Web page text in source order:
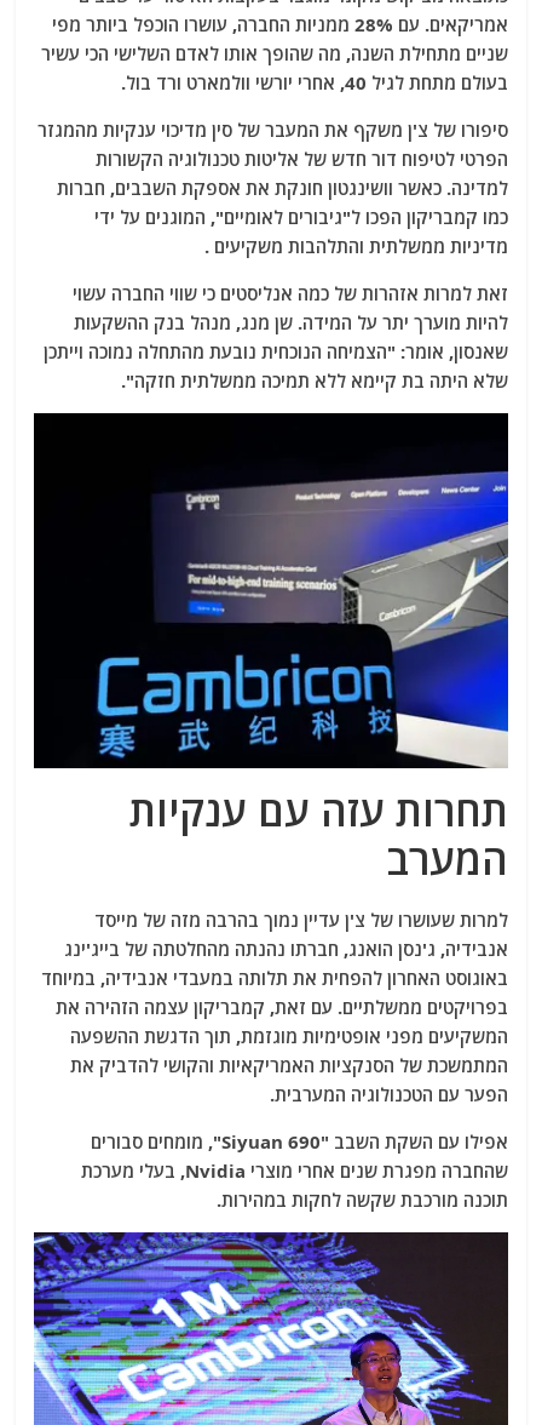
אמריקאים. עם 28% ממניות החברה, עושרו הוכפל ביותר מפי
שניים מתחילת השנה, מה שהופך אותו לאדם השלישי הכי עשיר
בעולם מתחת לגיל 40, אחרי יורשי וולמארט ורד בול.
סיפורו של צ'ן משקף את המעבר של סין מדיכוי ענקיות מהמגזר
הפרטי לטיפוח דור חדש של אליטות טכנולוגיה הקשורות
למדינה. כאשר וושינגטון חונקת את אספקת השבבים, חברות
כמו קמבריקון הפכו ל"גיבורים לאומיים", המוגנים על ידי
מדיניות ממשלתית והתלהבות משקיעים .
זאת למרות אזהרות של כמה אנליסטים כי שווי החברה עשוי
להיות מוערך יתר על המידה. שן מנג, מנהל בנק ההשקעות
שאנסון, אומר: "הצמיחה הנוכחית נובעת מהתחלה נמוכה וייתכן
שלא היתה בת קיימא ללא תמיכה ממשלתית חזקה".
תחרות עזה עם ענקיות
המערב
למרות שעושרו של צ'ן עדיין נמוך בהרבה מזה של מייסד
אנבידיה, ג'נסן הואנג, חברתו נהנתה מהחלטתה של בייג'ינג
באוגוסט האחרון להפחית את תלותה במעבדי אנבידיה, במיוחד
בפרויקטים ממשלתיים. עם זאת, קמבריקון עצמה הזהירה את
המשקיעים מפני אופטימיות מוגזמת, תוך הדגשת ההשפעה
המתמשכת של הסנקציות האמריקאיות והקושי להדביק את
הפער עם הטכנולוגיה המערבית.
אפילו עם השקת השבב "Siyuan 690", מומחים סבורים
שהחברה מפגרת שנים אחרי מוצרי Nvidia, בעלי מערכת
תוכנה מורכבת שקשה לחקות במהירות.